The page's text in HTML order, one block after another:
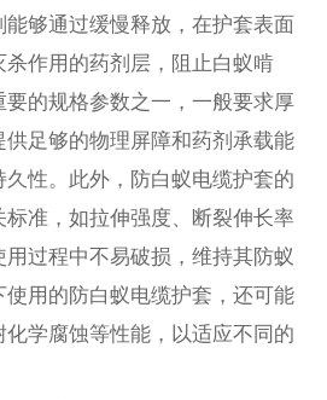
能够通过缓慢释放，在护套表面
作用的药剂层，阻止白蚁啃
的规格参数之一，一般要求厚
供足够的物理屏障和药剂承载能
性。此外，防白蚁电缆护套的
准，如拉伸强度、断裂伸长率
过程中不易破损，维持其防蚁
用的防白蚁电缆护套，还可能
学腐蚀等性能，以适应不同的